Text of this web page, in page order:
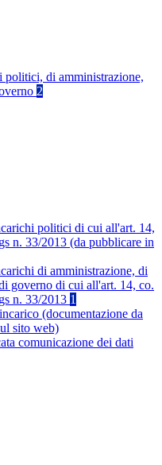
di amministrazione,
2
politici di cui all'art. 14,
n. 33/2013 (da pubblicare in
di amministrazione, di
governo di cui all'art. 14, co.
n. 33/2013 1
(documentazione da
sito web)
comunicazione dei dati